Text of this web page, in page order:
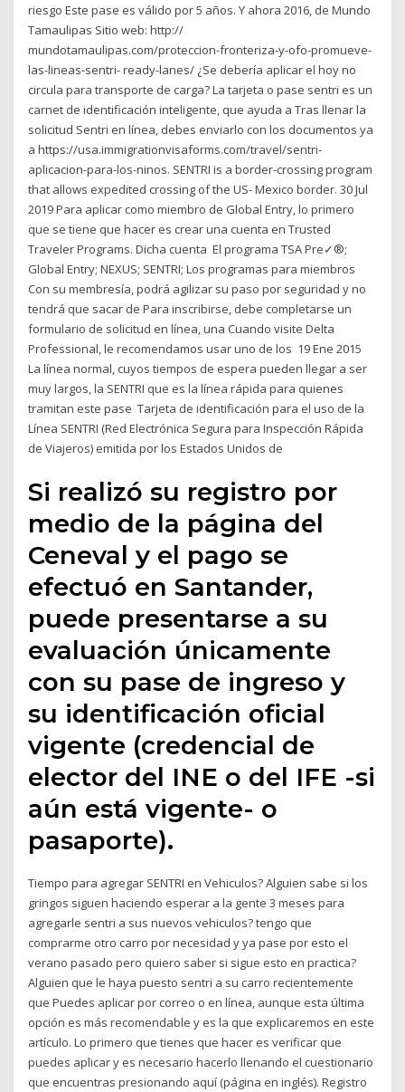
riesgo Este pase es válido por 5 años. Y ahora 2016, de Mundo
Tamaulipas Sitio web: http://
mundotamaulipas.com/proteccion-fronteriza-y-ofo-promueve-
las-lineas-sentri- ready-lanes/ ¿Se debería aplicar el hoy no
circula para transporte de carga? La tarjeta o pase sentri es un
carnet de identificación inteligente, que ayuda a Tras llenar la
solicitud Sentri en línea, debes enviarlo con los documentos ya
a https://usa.immigrationvisaforms.com/travel/sentri-
aplicacion-para-los-ninos. SENTRI is a border-crossing program
that allows expedited crossing of the US- Mexico border. 30 Jul
2019 Para aplicar como miembro de Global Entry, lo primero
que se tiene que hacer es crear una cuenta en Trusted
Traveler Programs. Dicha cuenta El programa TSA Pre✓®;
Global Entry; NEXUS; SENTRI; Los programas para miembros
Con su membresía, podrá agilizar su paso por seguridad y no
tendrá que sacar de Para inscribirse, debe completarse un
formulario de solicitud en línea, una Cuando visite Delta
Professional, le recomendamos usar uno de los 19 Ene 2015
La línea normal, cuyos tiempos de espera pueden llegar a ser
muy largos, la SENTRI que es la línea rápida para quienes
tramitan este pase Tarjeta de identificación para el uso de la
Línea SENTRI (Red Electrónica Segura para Inspección Rápida
de Viajeros) emitida por los Estados Unidos de
Si realizó su registro por
medio de la página del
Ceneval y el pago se
efectuó en Santander,
puede presentarse a su
evaluación únicamente
con su pase de ingreso y
su identificación oficial
vigente (credencial de
elector del INE o del IFE -si
aún está vigente- o
pasaporte).
Tiempo para agregar SENTRI en Vehiculos? Alguien sabe si los
gringos siguen haciendo esperar a la gente 3 meses para
agregarle sentri a sus nuevos vehiculos? tengo que
comprarme otro carro por necesidad y ya pase por esto el
verano pasado pero quiero saber si sigue esto en practica?
Alguien que le haya puesto sentri a su carro recientemente
que Puedes aplicar por correo o en línea, aunque esta última
opción es más recomendable y es la que explicaremos en este
artículo. Lo primero que tienes que hacer es verificar que
puedes aplicar y es necesario hacerlo llenando el cuestionario
que encuentras presionando aquí (página en inglés). Registro